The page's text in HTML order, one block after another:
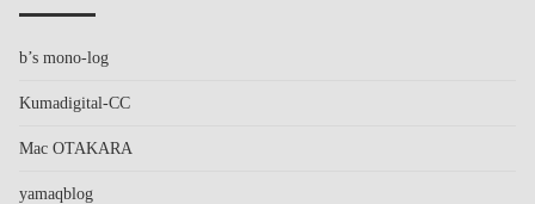
b’s mono-log
Kumadigital-CC
Mac OTAKARA
yamaqblog